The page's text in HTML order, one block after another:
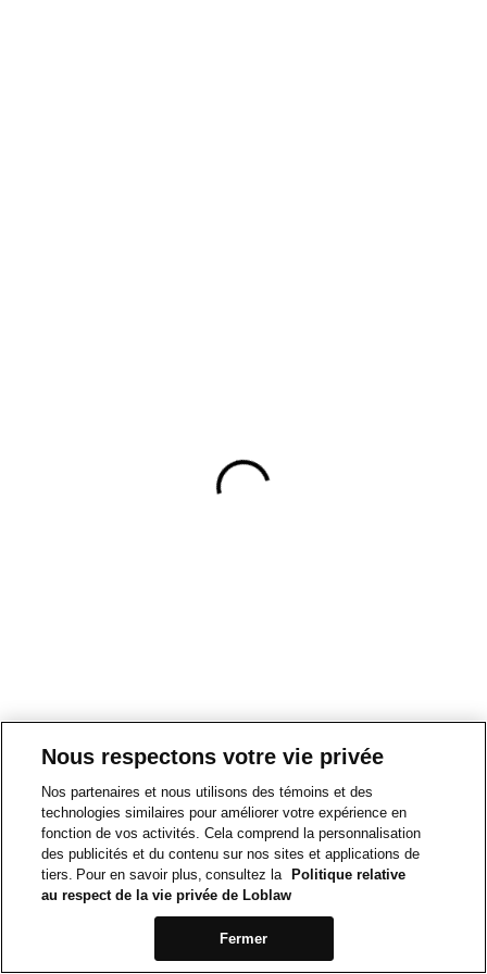
Nous respectons votre vie privée
Nos partenaires et nous utilisons des témoins et des
technologies similaires pour améliorer votre expérience en
fonction de vos activités. Cela comprend la personnalisation
des publicités et du contenu sur nos sites et applications de
tiers. Pour en savoir plus, consultez la
Politique relative
au respect de la vie privée de Loblaw
Fermer